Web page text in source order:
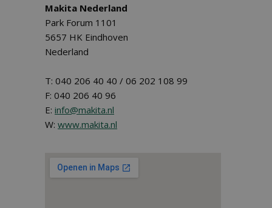
Makita Nederland
Park Forum 1101
5657 HK Eindhoven
Nederland
T: 040 206 40 40 / 06 202 108 99
F: 040 206 40 96
E: info@makita.nl
W: www.makita.nl